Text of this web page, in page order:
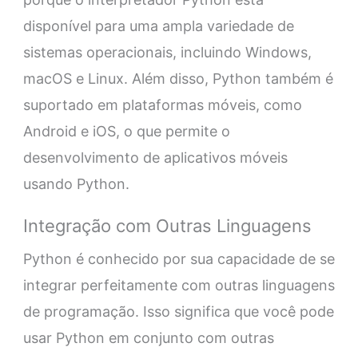
disponível para uma ampla variedade de
sistemas operacionais, incluindo Windows,
macOS e Linux. Além disso, Python também é
suportado em plataformas móveis, como
Android e iOS, o que permite o
desenvolvimento de aplicativos móveis
usando Python.
Integração com Outras Linguagens
Python é conhecido por sua capacidade de se
integrar perfeitamente com outras linguagens
de programação. Isso significa que você pode
usar Python em conjunto com outras